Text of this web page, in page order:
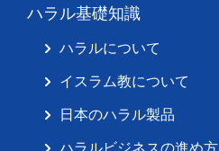
ハラル基礎知識
ハラルについて
イスラム教について
日本のハラル製品
ハラルビジネスの進め方